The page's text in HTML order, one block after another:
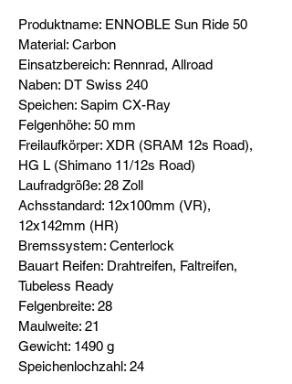
Produktname: ENNOBLE Sun Ride 50
Material: Carbon
Einsatzbereich: Rennrad, Allroad
Naben: DT Swiss 240
Speichen: Sapim CX-Ray
Felgenhöhe: 50 mm
Freilaufkörper: XDR (SRAM 12s Road),
HG L (Shimano 11/12s Road)
Laufradgröße: 28 Zoll
Achsstandard: 12x100mm (VR),
12x142mm (HR)
Bremssystem: Centerlock
Bauart Reifen: Drahtreifen, Faltreifen,
Tubeless Ready
Felgenbreite: 28
Maulweite: 21
Gewicht: 1490 g
Speichenlochzahl: 24